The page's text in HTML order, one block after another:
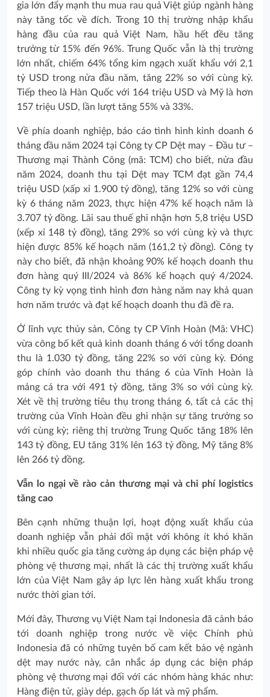
gia lớn đẩy mạnh thu mua rau quả Việt giúp ngành hàng
này tăng tốc về đích. Trong 10 thị trường nhập khẩu
hàng đầu của rau quả Việt Nam, hầu hết đều tăng
trưởng từ 15% đến 96%. Trung Quốc vẫn là thị trường
lớn nhất, chiếm 64% tổng kim ngạch xuất khẩu với 2,1
tỷ USD trong nửa đầu năm, tăng 22% so với cùng kỳ.
Tiếp theo là Hàn Quốc với 164 triệu USD và Mỹ là hơn
157 triệu USD, lần lượt tăng 55% và 33%.
Về phía doanh nghiệp, báo cáo tình hình kinh doanh 6
tháng đầu năm 2024 tại Công ty CP Dệt may – Đầu tư –
Thương mại Thành Công (mã: TCM) cho biết, nửa đầu
năm 2024, doanh thu tại Dệt may TCM đạt gần 74,4
triệu USD (xấp xỉ 1.900 tỷ đồng), tăng 12% so với cùng
kỳ 6 tháng năm 2023, thực hiện 47% kế hoạch năm là
3.707 tỷ đồng. Lãi sau thuế ghi nhận hơn 5,8 triệu USD
(xếp xỉ 148 tỷ đồng), tăng 29% so với cùng kỳ và thực
hiện được 85% kế hoạch năm (161,2 tỷ đồng). Công ty
này cho biết, đã nhận khoảng 90% kế hoạch doanh thu
đơn hàng quý III/2024 và 86% kế hoạch quý 4/2024.
Công ty kỳ vọng tình hình đơn hàng năm nay khả quan
hơn năm trước và đạt kế hoạch doanh thu đã đề ra.
Ở lĩnh vực thủy sản, Công ty CP Vĩnh Hoàn (Mã: VHC)
vừa công bố kết quả kinh doanh tháng 6 với tổng doanh
thu là 1.030 tỷ đồng, tăng 22% so với cùng kỳ. Đóng
góp chính vào doanh thu tháng 6 của Vĩnh Hoàn là
mảng cá tra với 491 tỷ đồng, tăng 3% so với cùng kỳ.
Xét về thị trường tiêu thụ trong tháng 6, tất cả các thị
trường của Vĩnh Hoàn đều ghi nhận sự tăng trưởng so
với cùng kỳ; riêng thị trường Trung Quốc tăng 18% lên
143 tỷ đồng, EU tăng 31% lên 163 tỷ đồng, Mỹ tăng 8%
lên 266 tỷ đồng.
Vẫn lo ngại về rào cản thương mại và chi phí logistics
tăng cao
Bên cạnh những thuận lợi, hoạt động xuất khẩu của
doanh nghiệp vẫn phải đối mặt với không ít khó khăn
khi nhiều quốc gia tăng cường áp dụng các biện pháp vệ
phòng vệ thương mại, nhất là các thị trường xuất khẩu
lớn của Việt Nam gây áp lực lên hàng xuất khẩu trong
nước thời gian tới.
Mới đây, Thương vụ Việt Nam tại Indonesia đã cảnh báo
tới doanh nghiệp trong nước về việc Chính phủ
Indonesia đã có những tuyên bố cam kết bảo vệ ngành
dệt may nước này, cân nhắc áp dụng các biện pháp
phòng vệ thương mại đối với các nhóm hàng khác như:
Hàng điện tử, giày dép, gạch ốp lát và mỹ phẩm.